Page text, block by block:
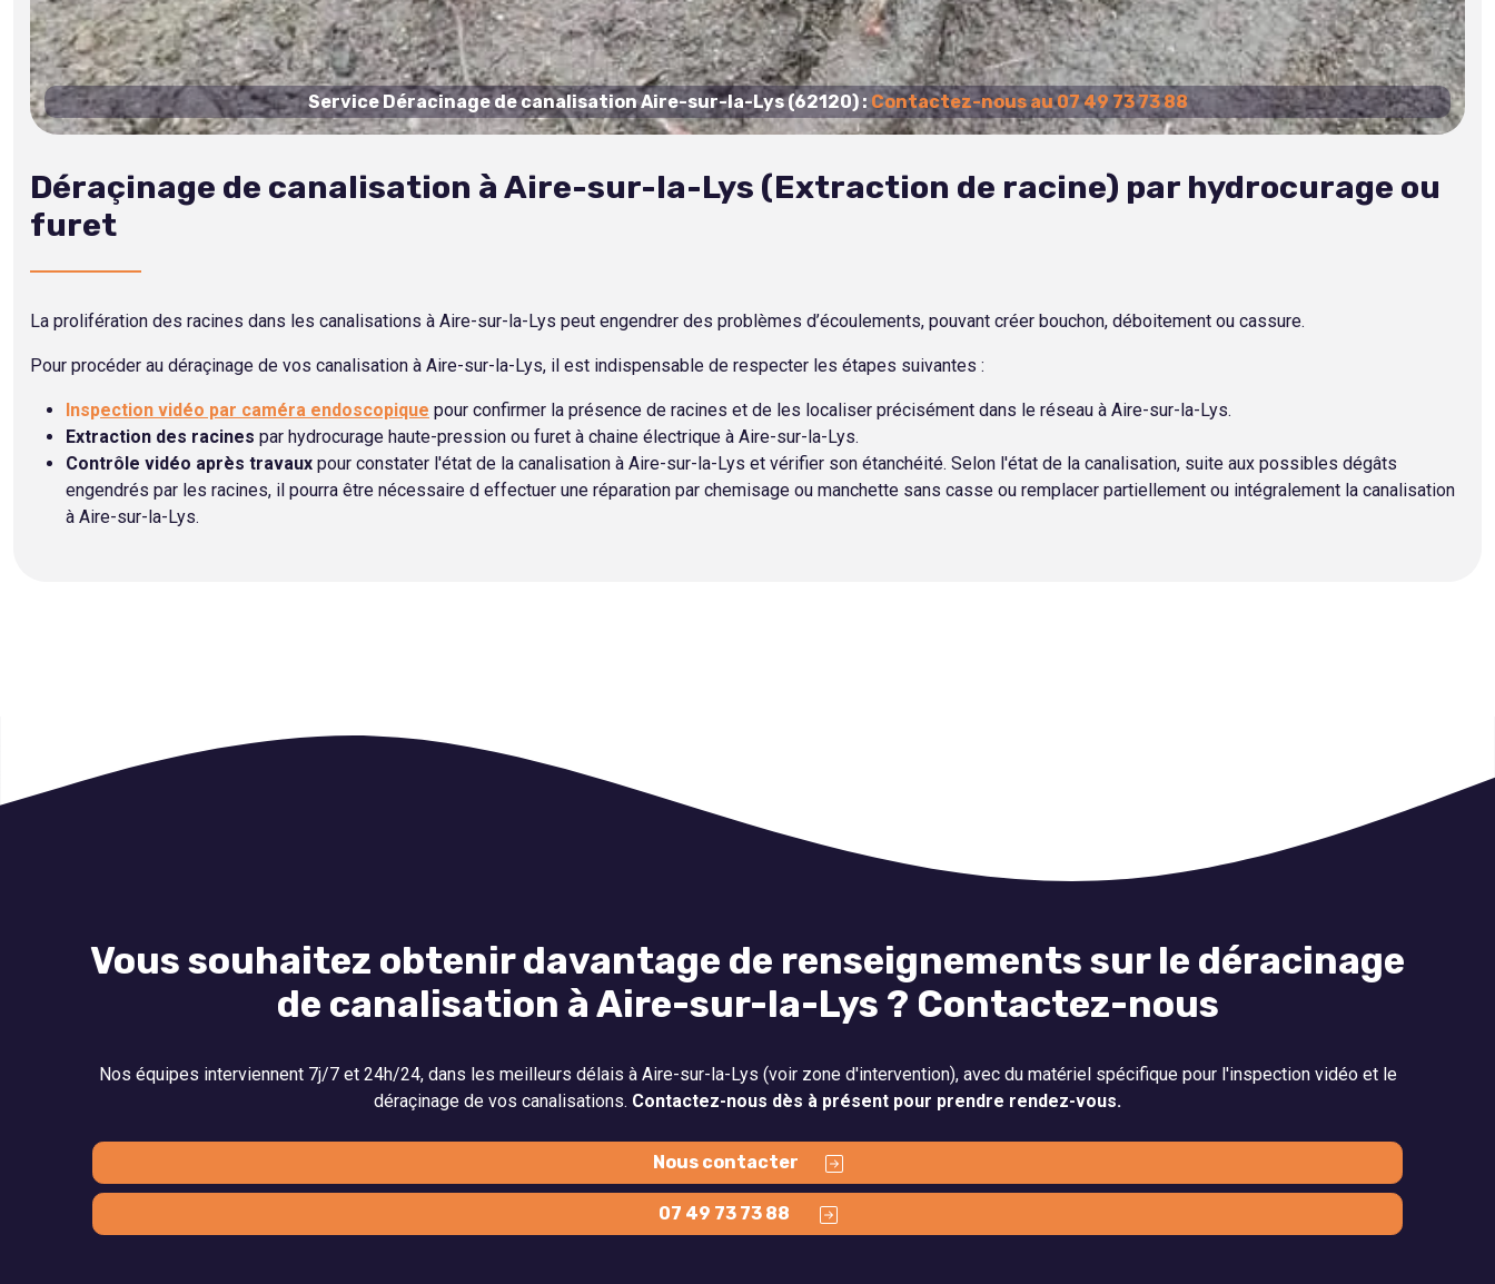
Service Déracinage de canalisation Aire-sur-la-Lys (62120) : Contactez-nous au 07 49 73 73 88
Déraçinage de canalisation à Aire-sur-la-Lys (Extraction de racine) par hydrocurage ou
furet
La prolifération des racines dans les canalisations à Aire-sur-la-Lys peut engendrer des problèmes d’écoulements, pouvant créer bouchon, déboitement ou cassure.
Pour procéder au déraçinage de vos canalisation à Aire-sur-la-Lys, il est indispensable de respecter les étapes suivantes :
Inspection vidéo par caméra endoscopique pour confirmer la présence de racines et de les localiser précisément dans le réseau à Aire-sur-la-Lys.
Extraction des racines par hydrocurage haute-pression ou furet à chaine électrique à Aire-sur-la-Lys.
Contrôle vidéo après travaux pour constater l'état de la canalisation à Aire-sur-la-Lys et vérifier son étanchéité. Selon l'état de la canalisation, suite aux possibles dégâts
engendrés par les racines, il pourra être nécessaire d effectuer une réparation par chemisage ou manchette sans casse ou remplacer partiellement ou intégralement la canalisation
à Aire-sur-la-Lys.
Vous souhaitez obtenir davantage de renseignements sur le déracinage
de canalisation à Aire-sur-la-Lys ? Contactez-nous
Nos équipes interviennent 7j/7 et 24h/24, dans les meilleurs délais à Aire-sur-la-Lys (voir zone d'intervention), avec du matériel spécifique pour l'inspection vidéo et le
déraçinage de vos canalisations. Contactez-nous dès à présent pour prendre rendez-vous.
Nous contacter
07 49 73 73 88